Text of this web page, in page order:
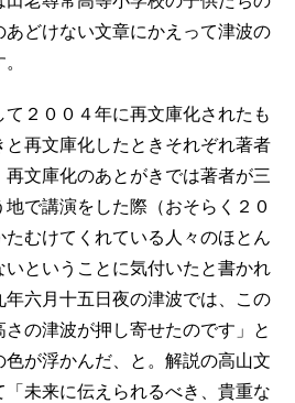
どけない文章にかえって津波の
２００４年に再文庫化されたも
再文庫化したときそれぞれ著者
文庫化のあとがきでは著者が三
で講演をした際（おそらく２０
たむけてくれている人々のほとん
いということに気付いたと書かれ
六月十五日夜の津波では、この
の津波が押し寄せたのです」と
が浮かんだ、と。解説の高山文
未来に伝えられるべき、貴重な